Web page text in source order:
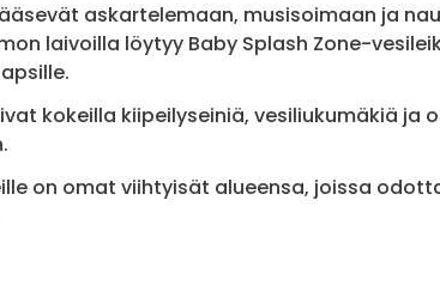
askartelemaan, musisoimaan ja
laivoilla löytyy Baby Splash Zone-
kokeilla kiipeilyseiniä, vesiliukumäkiä ja
on omat viihtyisät alueensa, joissa